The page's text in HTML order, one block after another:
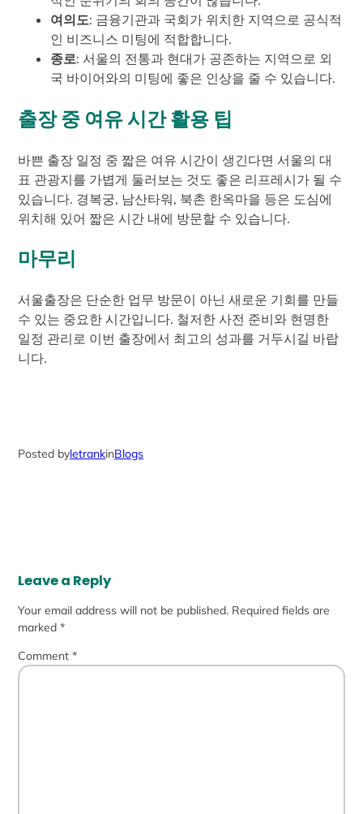
여의도: 금융기관과 국회가 위치한 지역으로 공식적
인 비즈니스 미팅에 적합합니다.
종로: 서울의 전통과 현대가 공존하는 지역으로 외
국 바이어와의 미팅에 좋은 인상을 줄 수 있습니다.
출장 중 여유 시간 활용 팁
바쁜 출장 일정 중 짧은 여유 시간이 생긴다면 서울의 대
표 관광지를 가볍게 둘러보는 것도 좋은 리프레시가 될 수
있습니다. 경복궁, 남산타워, 북촌 한옥마을 등은 도심에
위치해 있어 짧은 시간 내에 방문할 수 있습니다.
마무리
서울출장은 단순한 업무 방문이 아닌 새로운 기회를 만들
수 있는 중요한 시간입니다. 철저한 사전 준비와 현명한
일정 관리로 이번 출장에서 최고의 성과를 거두시길 바랍
니다.
Posted byletrankinBlogs
Leave a Reply
Your email address will not be published. Required fields are
marked*
Comment*